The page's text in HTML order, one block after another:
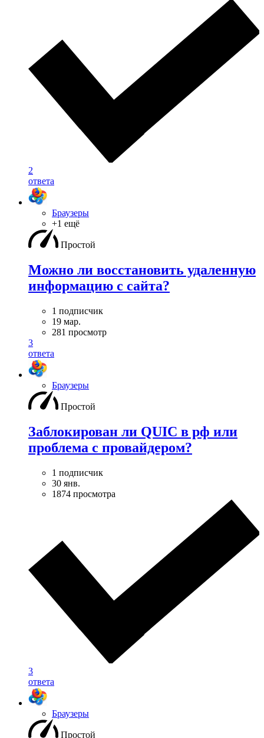
2
ответа
Браузеры
+1 ещё
Простой
Можно ли восстановить удаленную
информацию с сайта?
1 подписчик
19 мар.
281 просмотр
3
ответа
Браузеры
Простой
Заблокирован ли QUIC в рф или
проблема с провайдером?
1 подписчик
30 янв.
1874 просмотра
3
ответа
Браузеры
Простой